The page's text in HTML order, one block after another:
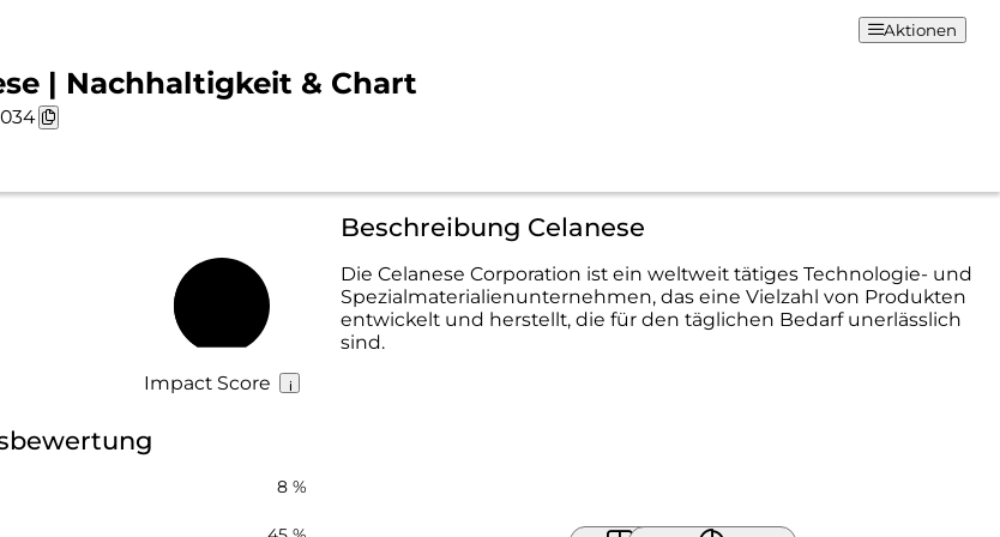
| Nachhaltigkeit & Chart
Aktionen
Impact Score
Beschreibung Celanese
Die Celanese Corporation ist ein weltweit tätiges Technologie- und
Spezialmaterialienunternehmen, das eine Vielzahl von Produkten
entwickelt und herstellt, die für den täglichen Bedarf unerlässlich
sind.
8 %